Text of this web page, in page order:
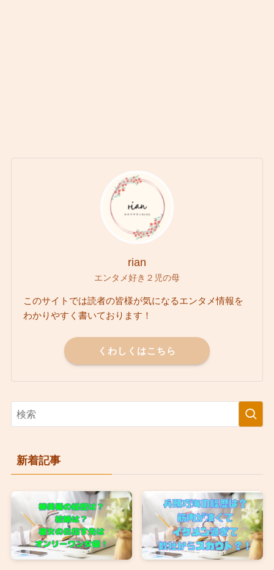
rian
エンタメ好き２児の母
このサイトでは読者の皆様が気になるエンタメ情報を
わかりやすく書いております！
くわしくはこちら
新着記事